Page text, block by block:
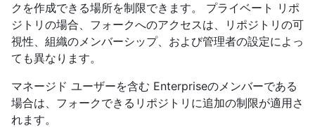
クを作成できる場所を制限できます。 プライベート リポ
ジトリの場合、フォークへのアクセスは、リポジトリの可
視性、組織のメンバーシップ、および管理者の設定によっ
ても異なります。
マネージド ユーザーを含む Enterpriseのメンバーである
場合は、フォークできるリポジトリに追加の制限が適用さ
れます。